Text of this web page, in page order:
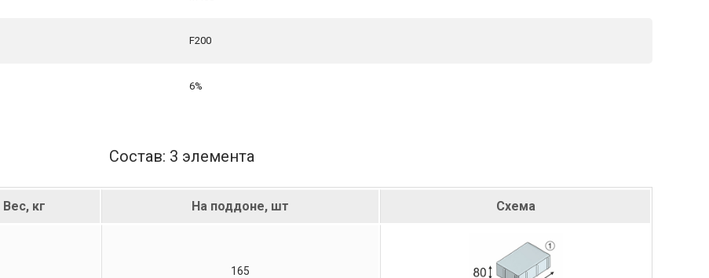
F200
6%
Состав: 3 элемента
Вес, кг На поддоне, шт Схема
165